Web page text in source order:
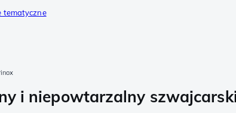
tematyczne
i niepowtarzalny